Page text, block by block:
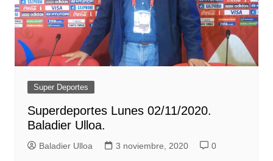
Super Deportes
Superdeportes Lunes 02/11/2020.
Baladier Ulloa.
Baladier Ulloa 3 noviembre, 2020 0